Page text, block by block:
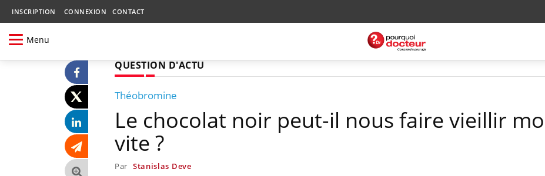
INSCRIPTION CONNEXION CONTACT
Menu
QUESTION D'ACTU
Théobromine
Le chocolat noir peut-il nous faire vieillir
vite ?
Par Stanislas Deve